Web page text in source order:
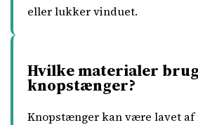
eller lukker vinduet.
Hvilke materialer
knopstænger?
Knopstænger kan være lavet